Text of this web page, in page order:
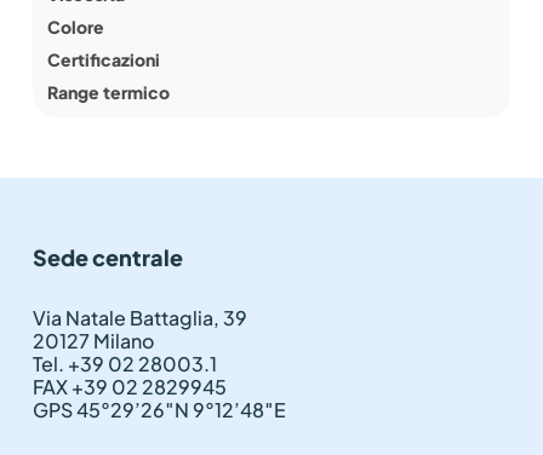
Colore
Certificazioni
Range termico
Sede centrale
Via Natale Battaglia, 39
20127 Milano
Tel. +39 02 28003.1
FAX +39 02 2829945
GPS 45°29’26″N 9°12’48″E